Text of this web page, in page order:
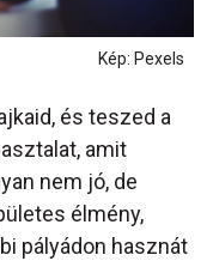
Kép: Pexels
és teszed a
amit
nem jó, de
élmény,
pályádon hasznát